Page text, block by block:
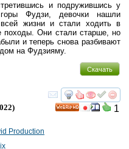
и подружившись у
Фудзи, девочки нашли
всей жизни и стали ходить в
походы. Они стали старше, но
и теперь снова разбивают
на Фудзияму.
Скачать
смотреть
1
Production